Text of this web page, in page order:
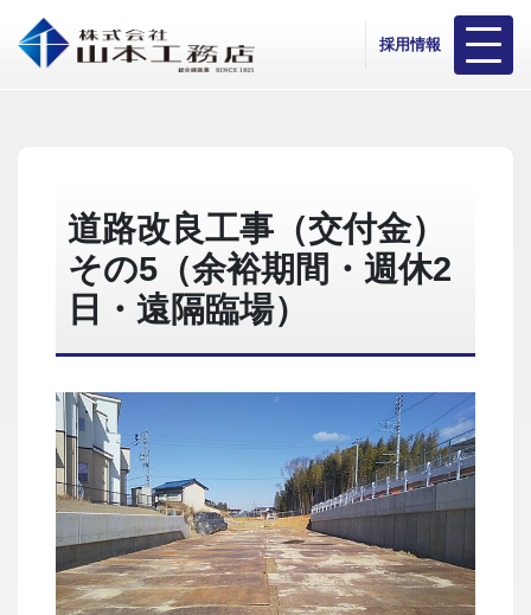
採用情報
道路改良工事（交付金）
その5（余裕期間・週休2
日・遠隔臨場）